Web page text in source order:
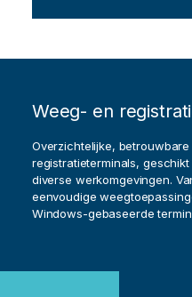
Weeg- en
Overzichtelijke,
registratieterminals,
diverse werkomgevingen.
eenvoudige
Windows-gebaseerde